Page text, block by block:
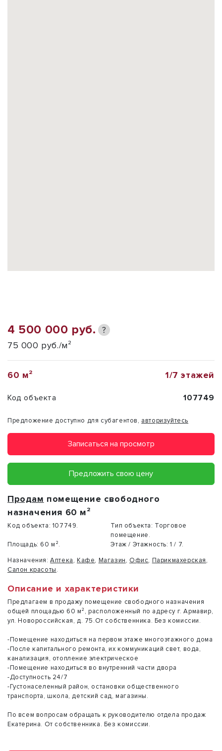
4 500 000 руб. ?
75 000 руб./м²
60 м² 1/7 этажей
Код объекта 107749
Предложение доступно для субагентов, авторизуйтесь
Записаться на просмотр
Предложить свою цену
Продам помещение свободного
назначения 60 м²
Код объекта: 107749. Тип объекта: Торговое
помещение.
Площадь: 60 м². Этаж / Этажность: 1 / 7.
Назначения: Аптека, Кафе, Магазин, Офис, Парикмахерская,
Салон красоты.
Описание и характеристики
Предлагаем в продажу помещение свободного назначения
общей площадью 60 м², расположенный по адресу г. Армавир,
ул. Новороссийская, д. 75.От собственника. Без комиссии.
-Помещение находиться на первом этаже многоэтажного дома
-После капитального ремонта, их коммуникаций свет, вода,
канализация, отопление электрическое
-Помещение находиться во внутренний части двора
-Доступность 24/7
-Густонаселенный район, остановки общественного
транспорта, школа, детский сад, магазины.
По всем вопросам обращать к руководителю отдела продаж
Екатерина. От собственника. Без комиссии.